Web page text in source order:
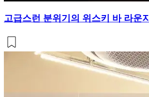
고급스런 분위기의 위스키 바 라운지